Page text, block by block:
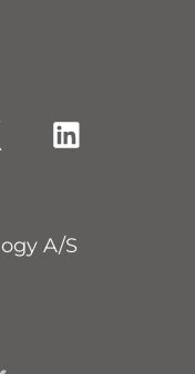
A/S